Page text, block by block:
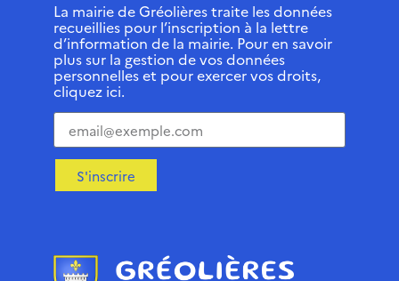
La mairie de Gréolières traite les données
recueillies pour l’inscription à la lettre
d’information de la mairie. Pour en savoir
plus sur la gestion de vos données
personnelles et pour exercer vos droits,
cliquez ici.
S'inscrire